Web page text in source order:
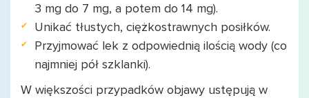
3 mg do 7 mg, a potem do 14 mg).
Unikać tłustych, ciężkostrawnych posiłków.
Przyjmować lek z odpowiednią ilością wody (co
najmniej pół szklanki).
W większości przypadków objawy ustępują w